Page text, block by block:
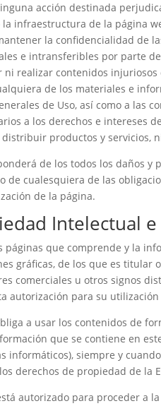
acción destinada
la infraestructura de la página
la confidencialidad de
e intransferibles por parte
realizar contenidos injuriosos
de los materiales e
de Uso, así como a las
a los derechos e intereses
productos y servicios,
de los todos los daños
de cualesquiera de las
de la página.
Intelectual
páginas que comprende y la
gráficas, de los que es titular
comerciales u otros signos
autorización para su
a usar los contenidos de
que se contiene en
informáticos), siempre y
derechos de propiedad de la
autorizado para proceder a